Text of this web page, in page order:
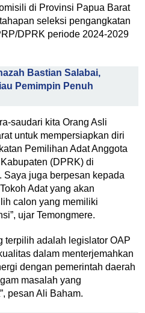
di Provinsi Papua Barat
seleksi pengangkatan
DPRK periode 2024-2029
Bastian Salabai,
Pemimpin Penuh
saudari kita Orang Asli
untuk mempersiapkan diri
Pemilihan Adat Anggota
(DPRK) di
Saya juga berpesan kepada
Adat yang akan
calon yang memiliki
ujar Temongmere.
terpilih adalah legislator OAP
dalam menterjemahkan
dengan pemerintah daerah
masalah yang
pesan Ali Baham.